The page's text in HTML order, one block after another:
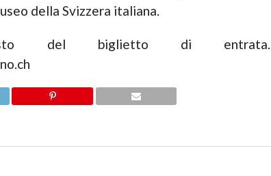
della Svizzera italiana.
del biglietto di entrata.